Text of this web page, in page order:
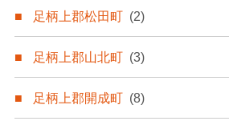
足柄上郡松田町 (2)
足柄上郡山北町 (3)
足柄上郡開成町 (8)